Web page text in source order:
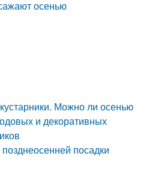
осенью
Можно ли осенью
и декоративных
посадки